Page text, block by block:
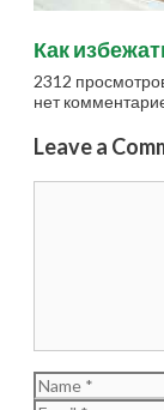
Как
2312
нет
Leave a